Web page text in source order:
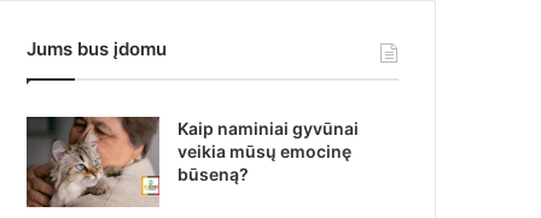
Jums bus įdomu
Kaip naminiai gyvūnai
veikia mūsų emocinę
būseną?